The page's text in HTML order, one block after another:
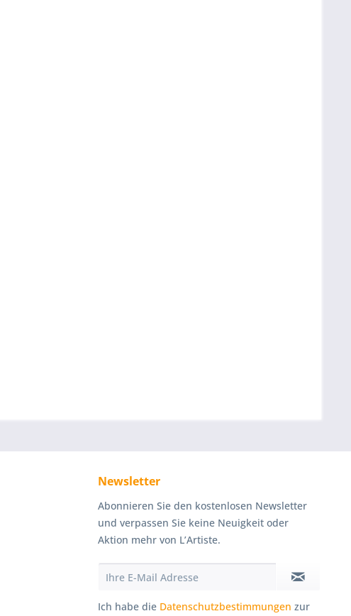
Newsletter
Abonnieren Sie den kostenlosen Newsletter
und verpassen Sie keine Neuigkeit oder
Aktion mehr von L’Artiste.
Ich habe die Datenschutzbestimmungen zur